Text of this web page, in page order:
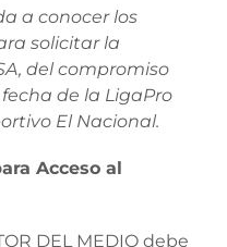
a conocer los
solicitar la
del compromiso
de la LigaPro
El Nacional.
Acceso al
DEL MEDIO debe